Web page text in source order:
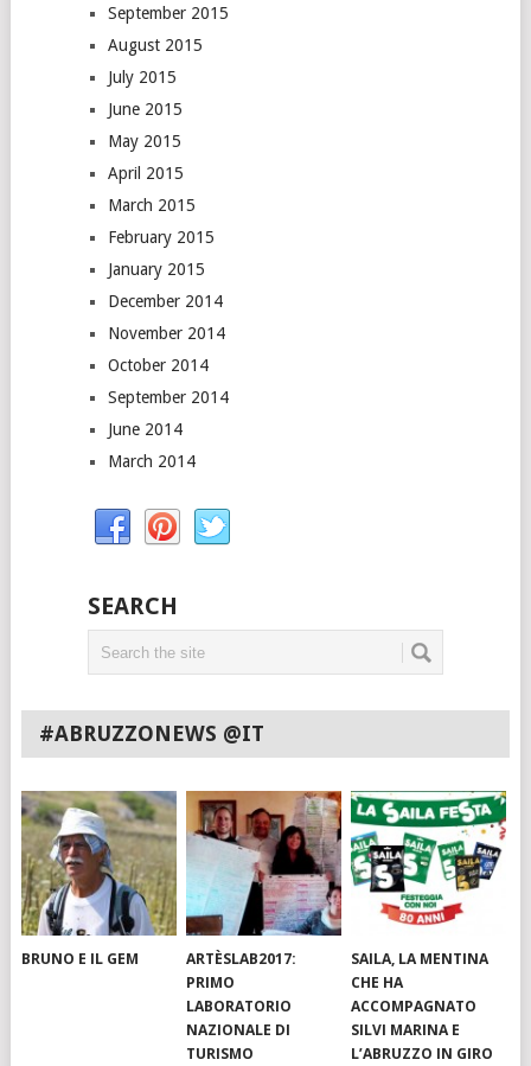
September 2015
August 2015
July 2015
June 2015
May 2015
April 2015
March 2015
February 2015
January 2015
December 2014
November 2014
October 2014
September 2014
June 2014
March 2014
SEARCH
#ABRUZZONEWS @IT
BRUNO E IL GEM
ARTÈSLAB2017:
PRIMO
LABORATORIO
NAZIONALE DI
TURISMO
SAILA, LA MENTINA
CHE HA
ACCOMPAGNATO
SILVI MARINA E
L’ABRUZZO IN GIRO